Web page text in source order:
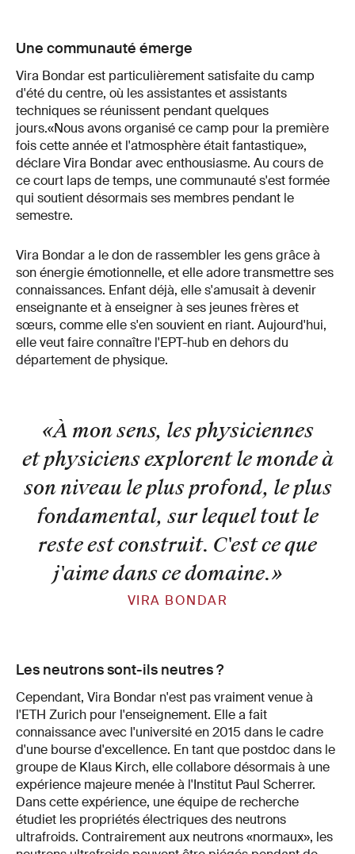
Une communauté émerge
Vira Bondar est particulièrement satisfaite du camp
d'été du centre, où les assistantes et assistants
techniques se réunissent pendant quelques
jours.«Nous avons organisé ce camp pour la première
fois cette année et l'atmosphère était fantastique»,
déclare Vira Bondar avec enthousiasme. Au cours de
ce court laps de temps, une communauté s'est formée
qui soutient désormais ses membres pendant le
semestre.
Vira Bondar a le don de rassembler les gens grâce à
son énergie émotionnelle, et elle adore transmettre ses
connaissances. Enfant déjà, elle s'amusait à devenir
enseignante et à enseigner à ses jeunes frères et
sœurs, comme elle s'en souvient en riant. Aujourd'hui,
elle veut faire connaître l'EPT-hub en dehors du
département de physique.
«À mon sens, les physiciennes
et physiciens explorent le monde à
son niveau le plus profond, le plus
fondamental, sur lequel tout le
reste est construit. C'est ce que
j'aime dans ce domaine.»
VIRA BONDAR
Les neutrons sont-ils neutres ?
Cependant, Vira Bondar n'est pas vraiment venue à
l'ETH Zurich pour l'enseignement. Elle a fait
connaissance avec l'université en 2015 dans le cadre
d'une bourse d'excellence. En tant que postdoc dans le
groupe de Klaus Kirch, elle collabore désormais à une
expérience majeure menée à l'Institut Paul Scherrer.
Dans cette expérience, une équipe de recherche
étudiet les propriétés électriques des neutrons
ultrafroids. Contrairement aux neutrons «normaux», les